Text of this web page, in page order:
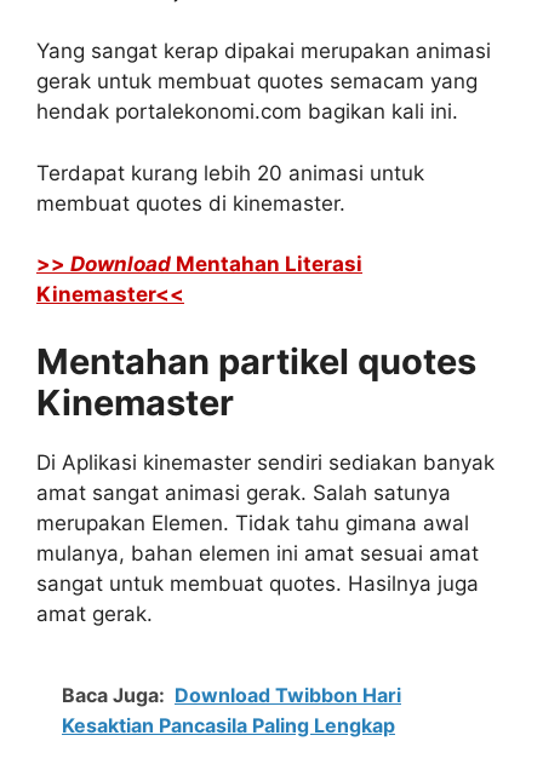
Yang sangat kerap dipakai merupakan animasi
gerak untuk membuat quotes semacam yang
hendak portalekonomi.com bagikan kali ini.
Terdapat kurang lebih 20 animasi untuk
membuat quotes di kinemaster.
>> Download Mentahan Literasi
Kinemaster<<
Mentahan partikel quotes
Kinemaster
Di Aplikasi kinemaster sendiri sediakan banyak
amat sangat animasi gerak. Salah satunya
merupakan Elemen. Tidak tahu gimana awal
mulanya, bahan elemen ini amat sesuai amat
sangat untuk membuat quotes. Hasilnya juga
amat gerak.
Baca Juga: Download Twibbon Hari
Kesaktian Pancasila Paling Lengkap